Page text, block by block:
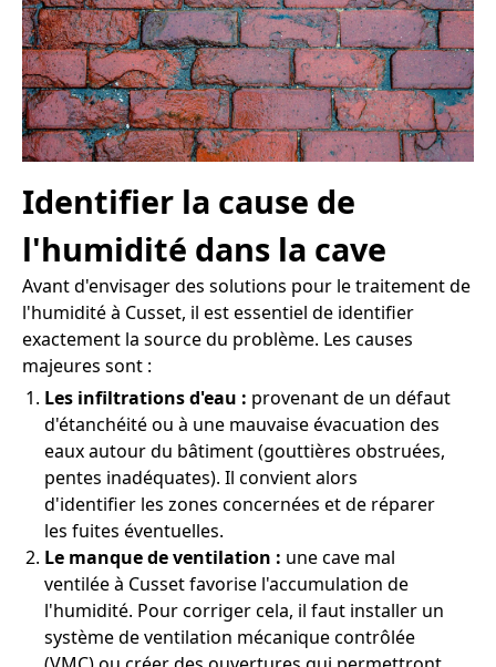
Identifier la cause de
l'humidité dans la cave
Avant d'envisager des solutions pour le traitement de
l'humidité à Cusset, il est essentiel de identifier
exactement la source du problème. Les causes
majeures sont :
Les infiltrations d'eau : provenant de un défaut
d'étanchéité ou à une mauvaise évacuation des
eaux autour du bâtiment (gouttières obstruées,
pentes inadéquates). Il convient alors
d'identifier les zones concernées et de réparer
les fuites éventuelles.
Le manque de ventilation : une cave mal
ventilée à Cusset favorise l'accumulation de
l'humidité. Pour corriger cela, il faut installer un
système de ventilation mécanique contrôlée